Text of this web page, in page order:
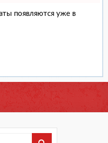
появляются уже в